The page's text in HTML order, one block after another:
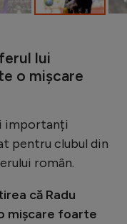
lui
o mișcare
importanți
pentru clubul din
român.
că Radu
mișcare foarte